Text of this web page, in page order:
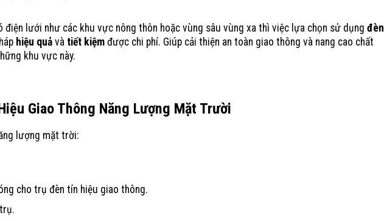
lưới như các khu vực nông thôn hoặc vùng sâu vùng xa thì việc lựa chọn sử dụng đèn
hiệu quả và tiết kiệm được chi phí. Giúp cải thiện an toàn giao thông và nang cao chất
khu vực này.
Giao Thông Năng Lượng Mặt Trười
lượng mặt trời:
cho trụ đèn tín hiệu giao thông.